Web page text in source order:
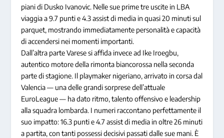
piani di Dusko Ivanovic. Nelle sue prime tre uscite in LBA
viaggia a 9.7 punti e 4.3 assist di media in quasi 20 minuti sul
parquet, mostrando immediatamente personalità e capacità
di accendersi nei momenti importanti.
Dall’altra parte Varese si affida invece ad Ike Iroegbu,
autentico motore della rimonta biancorossa nella seconda
parte di stagione. Il playmaker nigeriano, arrivato in corsa dal
Valencia — una delle grandi sorprese dell’attuale
EuroLeague — ha dato ritmo, talento offensivo e leadership
alla squadra lombarda. I numeri raccontano perfettamente il
suo impatto: 16.3 punti e 4.7 assist di media in oltre 26 minuti
a partita, con tanti possessi decisivi passati dalle sue mani. È